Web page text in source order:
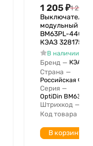
1 205₽1
Выключатель
модульный 4п
BM63PL-440-
КЭАЗ 328175
В наличии
Бренд — КЭАЗ
Страна —
Российская
Серия —
OptiDin BM63,
Штрихкод —
Код товара
В корзину